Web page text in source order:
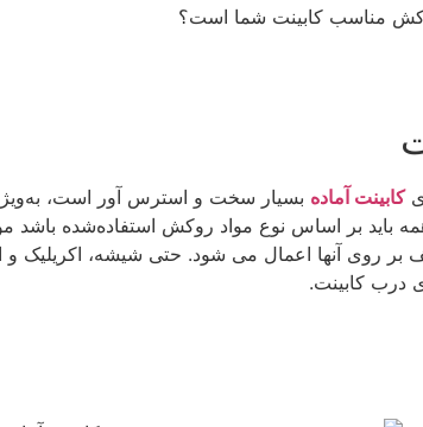
کابینت آماده بسیار سخت و استرس آور است،
بر اساس نوع مواد روکش استفاده‌شده باشد
بر روی آنها اعمال می شود. حتی شیشه، اکریلیک و
درب کابینت.